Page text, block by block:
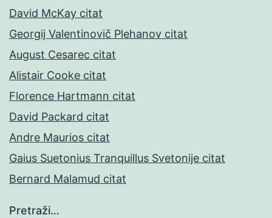
David McKay citat
Georgij Valentinovič Plehanov citat
August Cesarec citat
Alistair Cooke citat
Florence Hartmann citat
David Packard citat
Andre Maurios citat
Gaius Suetonius Tranquillus Svetonije citat
Bernard Malamud citat
Pretraži…